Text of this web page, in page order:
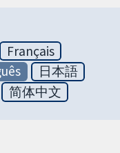
Français
日本語
简体中文